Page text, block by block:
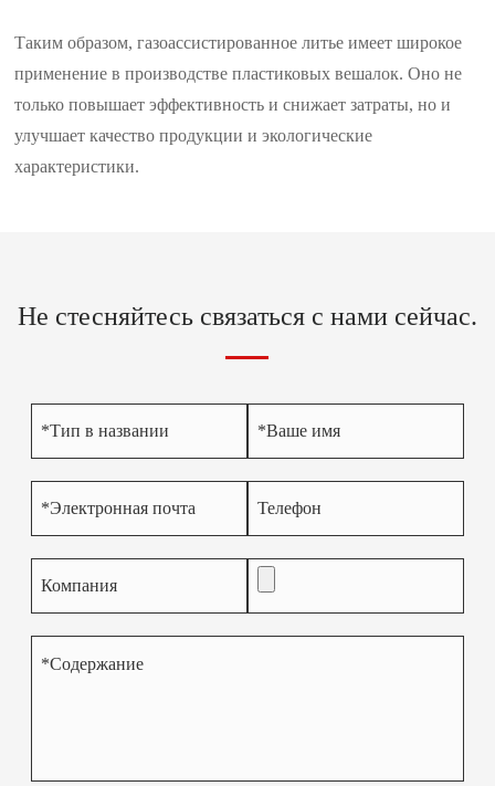
Таким образом, газоассистированное литье имеет широкое
применение в производстве пластиковых вешалок. Оно не
только повышает эффективность и снижает затраты, но и
улучшает качество продукции и экологические
характеристики.
Не стесняйтесь связаться с нами сейчас.